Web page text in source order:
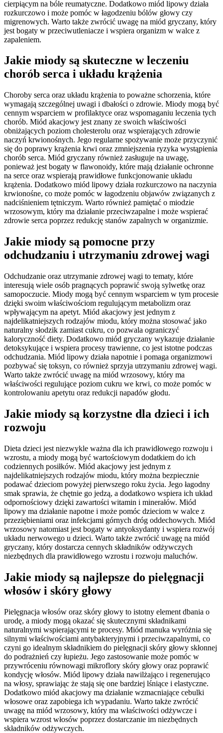
cierpiącym na bóle reumatyczne. Dodatkowo miód lipowy działa
rozkurczowo i może pomóc w łagodzeniu bólów głowy czy
migrenowych. Warto także zwrócić uwagę na miód gryczany, który
jest bogaty w przeciwutleniacze i wspiera organizm w walce z
zapaleniem.
Jakie miody są skuteczne w leczeniu
chorób serca i układu krążenia
Choroby serca oraz układu krążenia to poważne schorzenia, które
wymagają szczególnej uwagi i dbałości o zdrowie. Miody mogą być
cennym wsparciem w profilaktyce oraz wspomaganiu leczenia tych
chorób. Miód akacjowy jest znany ze swoich właściwości
obniżających poziom cholesterolu oraz wspierających zdrowie
naczyń krwionośnych. Jego regularne spożywanie może przyczynić
się do poprawy krążenia krwi oraz zmniejszenia ryzyka wystąpienia
chorób serca. Miód gryczany również zasługuje na uwagę,
ponieważ jest bogaty w flawonoidy, które mają działanie ochronne
na serce oraz wspierają prawidłowe funkcjonowanie układu
krążenia. Dodatkowo miód lipowy działa rozkurczowo na naczynia
krwionośne, co może pomóc w łagodzeniu objawów związanych z
nadciśnieniem tętniczym. Warto również pamiętać o miodzie
wrzosowym, który ma działanie przeciwzapalne i może wspierać
zdrowie serca poprzez redukcję stanów zapalnych w organizmie.
Jakie miody są pomocne przy
odchudzaniu i utrzymaniu zdrowej wagi
Odchudzanie oraz utrzymanie zdrowej wagi to tematy, które
interesują wiele osób pragnących poprawić swoją sylwetkę oraz
samopoczucie. Miody mogą być cennym wsparciem w tym procesie
dzięki swoim właściwościom regulującym metabolizm oraz
wpływającym na apetyt. Miód akacjowy jest jednym z
najdelikatniejszych rodzajów miodu, który można stosować jako
naturalny słodzik zamiast cukru, co pozwala ograniczyć
kaloryczność diety. Dodatkowo miód gryczany wykazuje działanie
detoksykujące i wspiera procesy trawienne, co jest istotne podczas
odchudzania. Miód lipowy działa napotnie i pomaga organizmowi
pozbywać się toksyn, co również sprzyja utrzymaniu zdrowej wagi.
Warto także zwrócić uwagę na miód wrzosowy, który ma
właściwości regulujące poziom cukru we krwi, co może pomóc w
kontrolowaniu apetytu oraz redukcji napadów głodu.
Jakie miody są korzystne dla dzieci i ich
rozwoju
Dieta dzieci jest niezwykle ważna dla ich prawidłowego rozwoju i
wzrostu, a miody mogą być wartościowym dodatkiem do ich
codziennych posiłków. Miód akacjowy jest jednym z
najdelikatniejszych rodzajów miodu, który można bezpiecznie
podawać dzieciom powyżej pierwszego roku życia. Jego łagodny
smak sprawia, że chętnie go jedzą, a dodatkowo wspiera ich układ
odpornościowy dzięki zawartości witamin i minerałów. Miód
lipowy ma działanie napotne i może pomóc dzieciom w walce z
przeziębieniami oraz infekcjami górnych dróg oddechowych. Miód
wrzosowy natomiast jest bogaty w antyoksydanty i wspiera rozwój
układu nerwowego u dzieci. Warto także zwrócić uwagę na miód
gryczany, który dostarcza cennych składników odżywczych
niezbędnych dla prawidłowego wzrostu i rozwoju maluchów.
Jakie miody są najlepsze do pielęgnacji
włosów i skóry głowy
Pielęgnacja włosów oraz skóry głowy to istotny element dbania o
urodę, a miody mogą okazać się skutecznymi składnikami
naturalnymi wspierającymi te procesy. Miód manuka wyróżnia się
silnymi właściwościami antybakteryjnymi i przeciwzapalnymi, co
czyni go idealnym składnikiem do pielęgnacji skóry głowy skłonnej
do podrażnień czy łupieżu. Jego zastosowanie może pomóc w
przywróceniu równowagi mikroflory skóry głowy oraz poprawić
kondycję włosów. Miód lipowy działa nawilżająco i regenerująco
na włosy, sprawiając że stają się one bardziej lśniące i elastyczne.
Dodatkowo miód akacjowy ma działanie wzmacniające cebulki
włosowe oraz zapobiega ich wypadaniu. Warto także zwrócić
uwagę na miód wrzosowy, który ma właściwości odżywcze i
wspiera wzrost włosów poprzez dostarczanie im niezbędnych
składników odżywczych.